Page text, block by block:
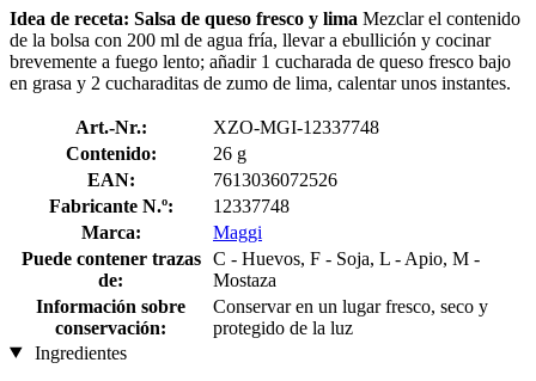
Idea de receta: Salsa de queso fresco y lima Mezclar el contenido
de la bolsa con 200 ml de agua fría, llevar a ebullición y cocinar
brevemente a fuego lento; añadir 1 cucharada de queso fresco bajo
en grasa y 2 cucharaditas de zumo de lima, calentar unos instantes.
Art.-Nr.:
XZO-MGI-12337748
Contenido:
26 g
EAN:
7613036072526
Fabricante N.º:
12337748
Marca:
Maggi
Puede contener trazas
de:
C - Huevos, F - Soja, L - Apio, M -
Mostaza
Información sobre
conservación:
Conservar en un lugar fresco, seco y
protegido de la luz
Ingredientes